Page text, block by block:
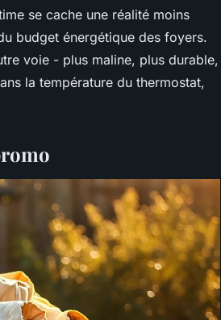
se cache une réalité moins
budget énergétique des foyers.
voie - plus maline, plus durable,
la température du thermostat,